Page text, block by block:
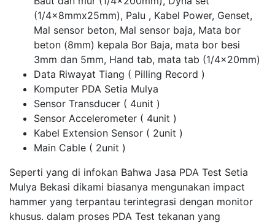
(1/4x8mmx25mm), Palu , Kabel Power, Genset,
Mal sensor beton, Mal sensor baja, Mata bor
beton (8mm) kepala Bor Baja, mata bor besi
3mm dan 5mm, Hand tab, mata tab (1/4x20mm)
Data Riwayat Tiang ( Pilling Record )
Komputer PDA Setia Mulya
Sensor Transducer ( 4unit )
Sensor Accelerometer ( 4unit )
Kabel Extension Sensor ( 2unit )
Main Cable ( 2unit )
Seperti yang di infokan Bahwa Jasa PDA Test Setia
Mulya Bekasi dikami biasanya mengunakan impact
hammer yang terpantau terintegrasi dengan monitor
khusus. dalam proses PDA Test tekanan yang